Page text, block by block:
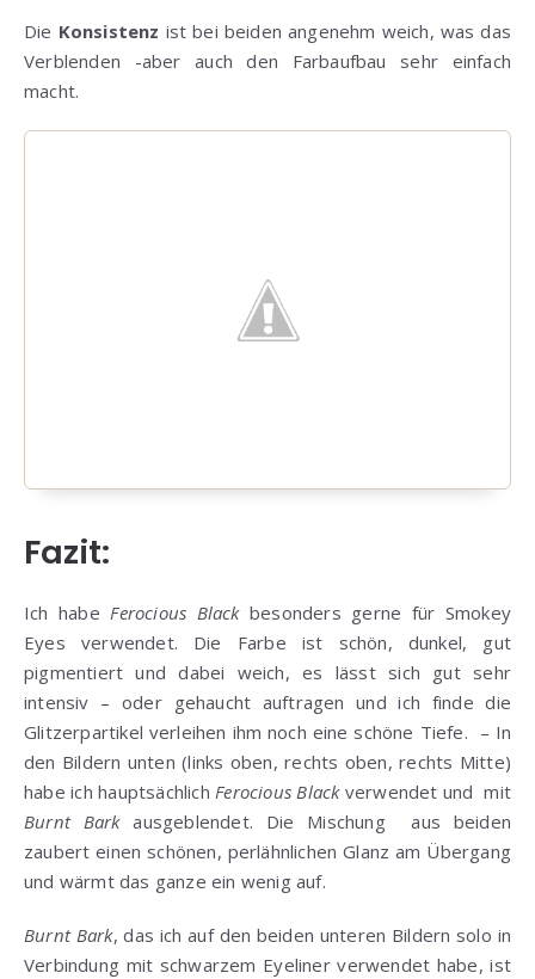
Die Konsistenz ist bei beiden angenehm weich, was das
Verblenden -aber auch den Farbaufbau sehr einfach
macht.
Fazit:
Ich habeFerocious Blackbesonders gerne für Smokey
Eyes verwendet. Die Farbe ist schön, dunkel, gut
pigmentiert und dabei weich, es lässt sich gut sehr
intensiv – oder gehaucht auftragen und ich finde die
Glitzerpartikel verleihen ihm noch eine schöne Tiefe. – In
den Bildern unten (links oben, rechts oben, rechts Mitte)
habe ich hauptsächlichFerocious Blackverwendet und mit
Burnt Barkausgeblendet. Die Mischung aus beiden
zaubert einen schönen, perlähnlichen Glanz am Übergang
und wärmt das ganze ein wenig auf.
Burnt Bark, das ich auf den beiden unteren Bildern solo in
Verbindung mit schwarzem Eyeliner verwendet habe, ist